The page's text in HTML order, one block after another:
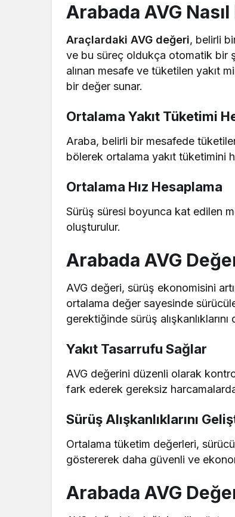
Arabada AVG
Araçlardaki AVG değeri, belirli
ve bu süreç oldukça otomatik bir
alınan mesafe ve tüketilen yakıt
bir değer sunar.
Ortalama Yakıt Tüketimi
Araba, belirli bir mesafede
bölerek ortalama yakıt tüketimini
Ortalama Hız Hesaplama
Sürüş süresi boyunca kat edilen
oluşturulur.
Arabada AVG
AVG değeri, sürüş ekonomisini
ortalama değer sayesinde
gerektiğinde sürüş
Yakıt Tasarrufu Sağlar
AVG değerini düzenli olarak
fark ederek gereksiz
Sürüş Alışkanlıklarını
Ortalama tüketim değerleri,
göstererek daha güvenli ve
Arabada AVG